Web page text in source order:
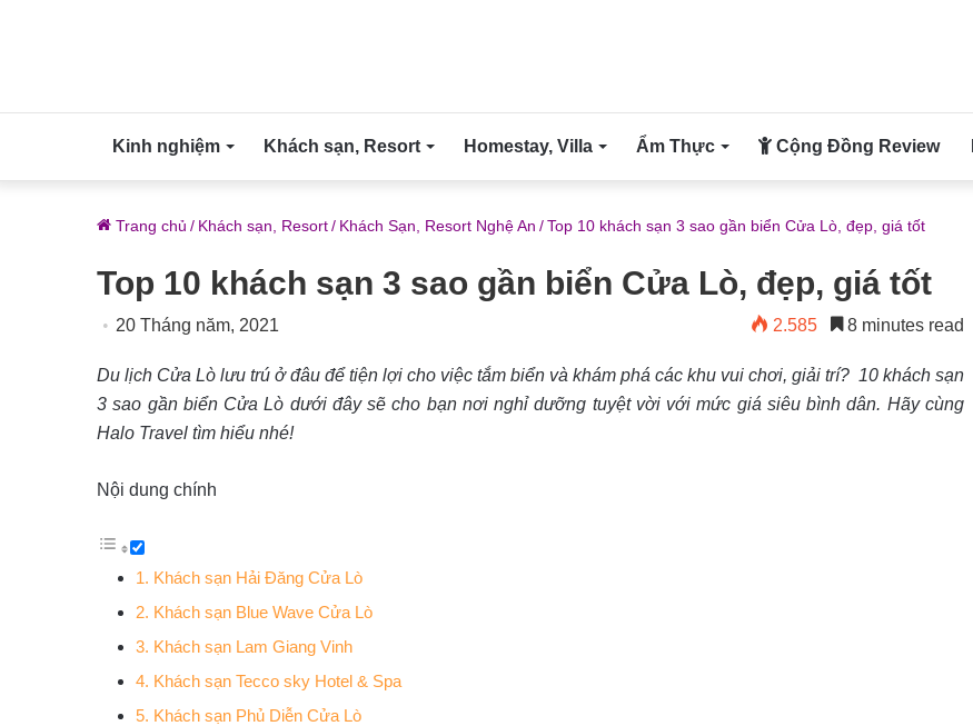
Kinh nghiệm Khách sạn, Resort Homestay, Villa Ẩm Thực Cộng Đồng Review
Trang chủ / Khách sạn, Resort/ Khách Sạn, Resort Nghệ An /Top 10 khách sạn 3 sao gần biển Cửa Lò, đẹp, giá tốt
Top 10 khách sạn 3 sao gần biển Cửa Lò, đẹp, giá tốt
20 Tháng năm, 2021 2.585 8 minutes read
Du lịch Cửa Lò lưu trú ở đâu để tiện lợi cho việc tắm biển và khám phá các khu vui chơi, giải trí? 10 khách sạn
3 sao gần biển Cửa Lò dưới đây sẽ cho bạn nơi nghỉ dưỡng tuyệt vời với mức giá siêu bình dân. Hãy cùng
Halo Travel tìm hiểu nhé!
Nội dung chính
1. Khách sạn Hải Đăng Cửa Lò
2. Khách sạn Blue Wave Cửa Lò
3. Khách sạn Lam Giang Vinh
4. Khách sạn Tecco sky Hotel & Spa
5. Khách sạn Phủ Diễn Cửa Lò